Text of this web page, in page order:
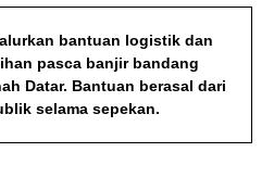
bantuan logistik dan
pasca banjir bandang
Datar. Bantuan berasal dari
selama sepekan.